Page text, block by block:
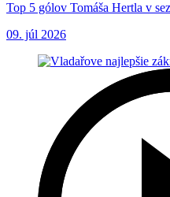
Top 5 gólov Tomáša Hertla v
09. júl 2026